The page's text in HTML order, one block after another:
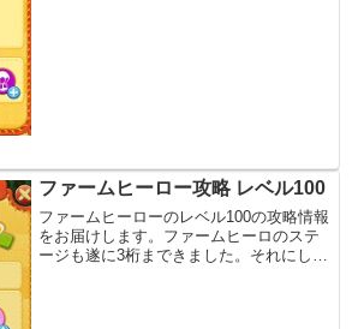
ファームヒーロー攻略 レベル100
ファームヒーローのレベル100の攻略情報
をお届けします。ファームヒーロのステ
ージも遂に3桁まできました。それにして